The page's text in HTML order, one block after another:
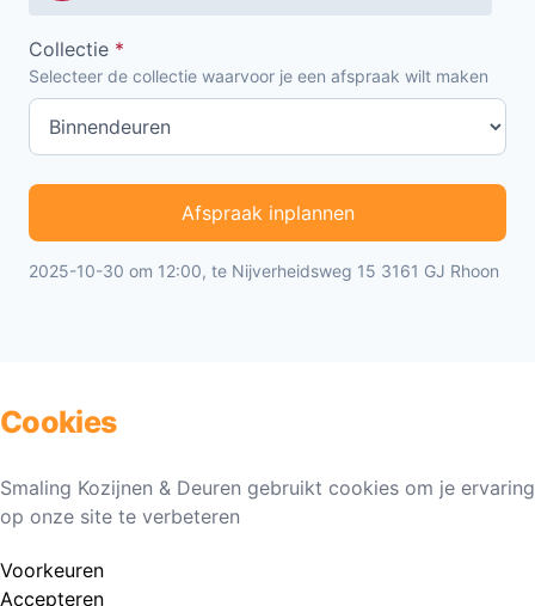
Collectie *
Selecteer de collectie waarvoor je een afspraak wilt maken
Afspraak inplannen
2025-10-30 om 12:00, te Nijverheidsweg 15 3161 GJ Rhoon
Cookies
Smaling Kozijnen & Deuren gebruikt cookies om je ervaring
op onze site te verbeteren
Voorkeuren
Accepteren